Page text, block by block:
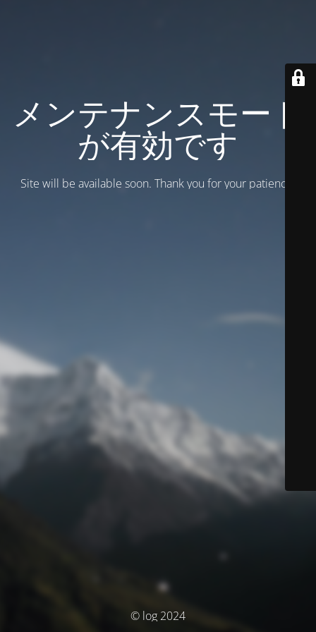
メンテナンスモード
が有効です
Site will be available soon. Thank you for your patience!
© log 2024